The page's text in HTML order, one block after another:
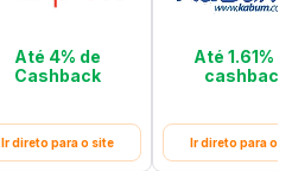
Até 4% de
Cashback
Ir direto para o site
Até 1.61%
cashback
Ir direto para o